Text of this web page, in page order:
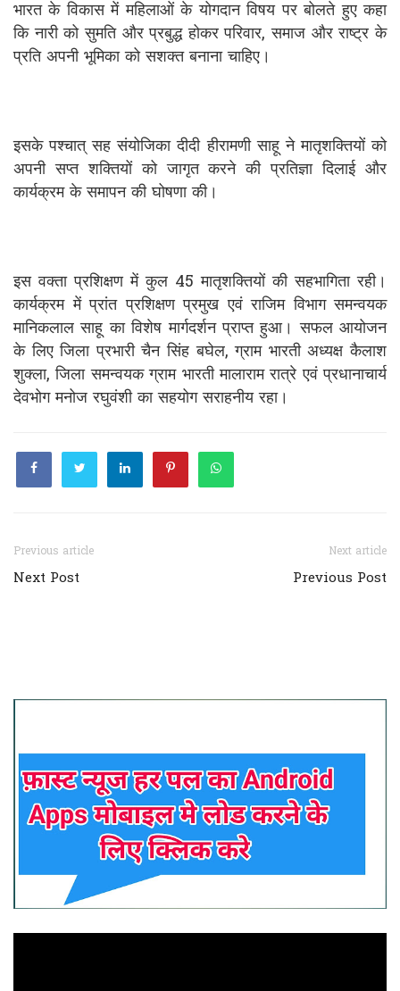
भारत के विकास में महिलाओं के योगदान विषय पर बोलते हुए कहा
कि नारी को सुमति और प्रबुद्ध होकर परिवार, समाज और राष्ट्र के
प्रति अपनी भूमिका को सशक्त बनाना चाहिए।
इसके पश्चात् सह संयोजिका दीदी हीरामणी साहू ने मातृशक्तियों को
अपनी सप्त शक्तियों को जागृत करने की प्रतिज्ञा दिलाई और
कार्यक्रम के समापन की घोषणा की।
इस वक्ता प्रशिक्षण में कुल 45 मातृशक्तियों की सहभागिता रही।
कार्यक्रम में प्रांत प्रशिक्षण प्रमुख एवं राजिम विभाग समन्वयक
मानिकलाल साहू का विशेष मार्गदर्शन प्राप्त हुआ। सफल आयोजन
के लिए जिला प्रभारी चैन सिंह बघेल, ग्राम भारती अध्यक्ष कैलाश
शुक्ला, जिला समन्वयक ग्राम भारती मालाराम रात्रे एवं प्रधानाचार्य
देवभोग मनोज रघुवंशी का सहयोग सराहनीय रहा।
Previous article
Next Post
Next article
Previous Post